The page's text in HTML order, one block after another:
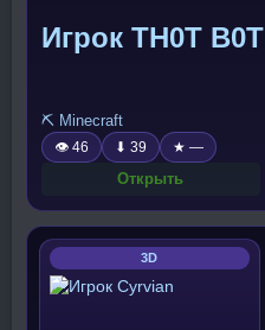
Игрок TH0T B0T
⛏️ Minecraft
👁 46 ⬇ 39 ★ —
Открыть
3D